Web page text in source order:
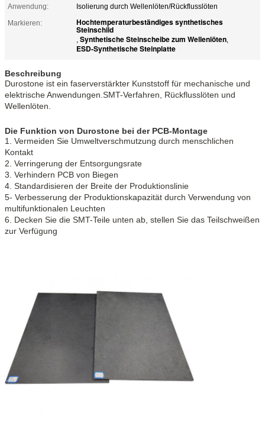
Anwendung:
Isolierung durch Wellenlöten/Rückflusslöten
Markieren:
Hochtemperaturbeständiges synthetisches
Steinschild
, Synthetische Steinscheibe zum Wellenlöten,
ESD-Synthetische Steinplatte
Beschreibung
Durostone ist ein faserverstärkter Kunststoff für mechanische und
elektrische Anwendungen.SMT-Verfahren, Rückflusslöten und
Wellenlöten.
Die Funktion von Durostone bei der PCB-Montage
1. Vermeiden Sie Umweltverschmutzung durch menschlichen
Kontakt
2. Verringerung der Entsorgungsrate
3. Verhindern PCB von Biegen
4. Standardisieren der Breite der Produktionslinie
5- Verbesserung der Produktionskapazität durch Verwendung von
multifunktionalen Leuchten
6. Decken Sie die SMT-Teile unten ab, stellen Sie das Teilschweißen
zur Verfügung